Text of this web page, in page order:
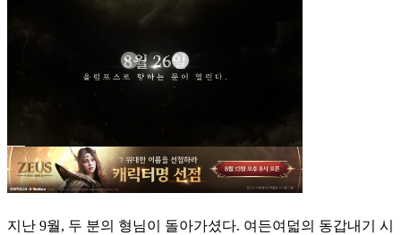
지난 9월, 두 분의 형님이 돌아가셨다. 여든여덟의 동갑내기 시